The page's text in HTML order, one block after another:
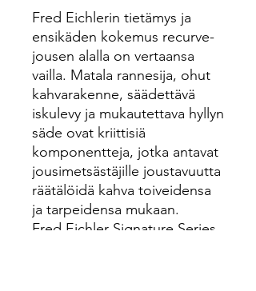
Fred Eichlerin tietämys ja
ensikäden kokemus recurve-
jousen alalla on vertaansa
vailla. Matala rannesija, ohut
kahvarakenne, säädettävä
iskulevy ja mukautettava hyllyn
säde ovat kriittisiä
komponentteja, jotka antavat
jousimetsästäjille joustavuutta
räätälöidä kahva toiveidensa
ja tarpeidensa mukaan.
Fred Eichler Signature Series